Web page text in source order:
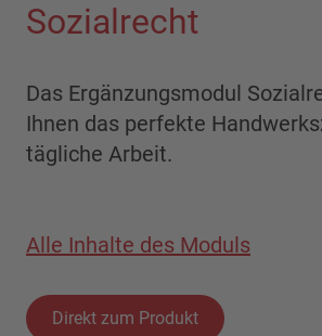
Sozialrecht
Das Ergänzungsmodul
Ihnen das perfekte
tägliche Arbeit.
Alle Inhalte des Moduls
Direkt zum Produkt